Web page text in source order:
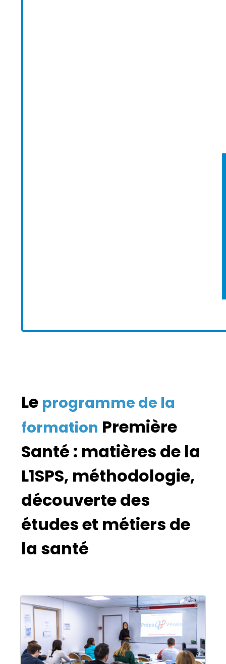
Le programme de la
formation Première
Santé : matières de la
L1SPS, méthodologie,
découverte des
études et métiers de
la santé